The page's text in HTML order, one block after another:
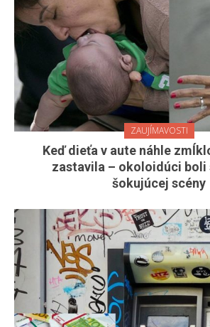
ZAUJÍMAVOSTI
Keď dieťa v aute náhle
zastavila – okoloidúci boli
šokujúcej scény